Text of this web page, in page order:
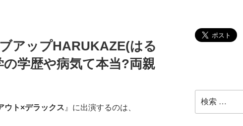
アップHARUKAZE(はる
学歴や病気て本当?両親
ウト×デラックス 』に出演するのは、
索: